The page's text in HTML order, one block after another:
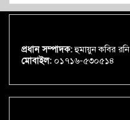
প্রধান সম্পাদক:হুমায়ুন কবির রনি
মোবাইল: ০১৭১৬-৫৩০৫১৪